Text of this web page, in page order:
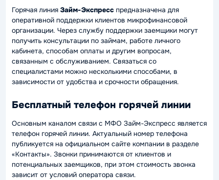
Горячая линия Займ-Экспресс предназначена для
оперативной поддержки клиентов микрофинансовой
организации. Через службу поддержки заемщики могут
получить консультации по займам, работе личного
кабинета, способам оплаты и другим вопросам,
связанным с обслуживанием. Связаться со
специалистами можно несколькими способами, в
зависимости от удобства и срочности обращения.
Бесплатный телефон горячей линии
Основным каналом связи с МФО Займ-Экспресс является
телефон горячей линии. Актуальный номер телефона
публикуется на официальном сайте компании в разделе
«Контакты». Звонки принимаются от клиентов и
потенциальных заемщиков, при этом стоимость звонка
зависит от условий оператора связи.